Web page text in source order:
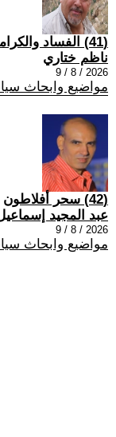
(41) الفساد والكرامة
ناظم ختاري
2026 / 8 / 9
مواضيع وابحاث
(42) سحر أفلاطون
عبد المجيد
2026 / 8 / 9
مواضيع وابحاث